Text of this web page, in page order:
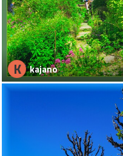
K kajano